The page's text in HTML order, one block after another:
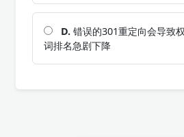
D. 错误的301重定向会导致
词排名急剧下降